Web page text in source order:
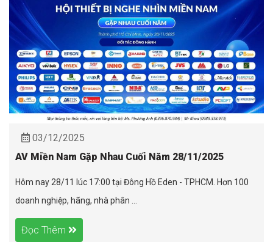
03/12/2025
AV Miền Nam Gặp Nhau Cuối Năm 28/11/2025
Hôm nay 28/11 lúc 17:00 tại Đông Hồ Eden - TPHCM. Hơn 100
doanh nghiệp, hãng, nhà phân ...
Đọc Thêm